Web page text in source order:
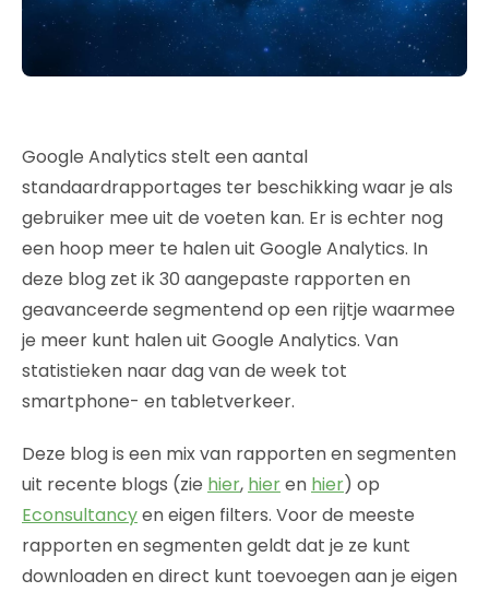
Google Analytics stelt een aantal
standaardrapportages ter beschikking waar je als
gebruiker mee uit de voeten kan. Er is echter nog
een hoop meer te halen uit Google Analytics. In
deze blog zet ik 30 aangepaste rapporten en
geavanceerde segmentend op een rijtje waarmee
je meer kunt halen uit Google Analytics. Van
statistieken naar dag van de week tot
smartphone- en tabletverkeer.
Deze blog is een mix van rapporten en segmenten
uit recente blogs (zie hier, hieren hier) op
Econsultancyen eigen filters. Voor de meeste
rapporten en segmenten geldt dat je ze kunt
downloaden en direct kunt toevoegen aan je eigen